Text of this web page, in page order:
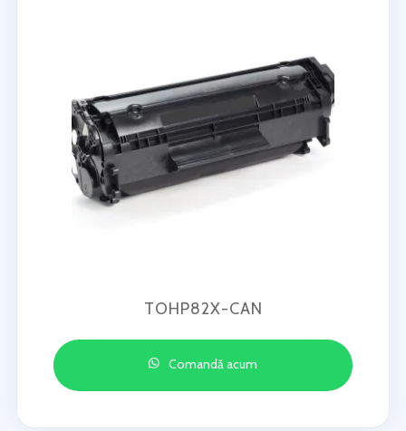
TOHP82X-CAN
Comandă acum